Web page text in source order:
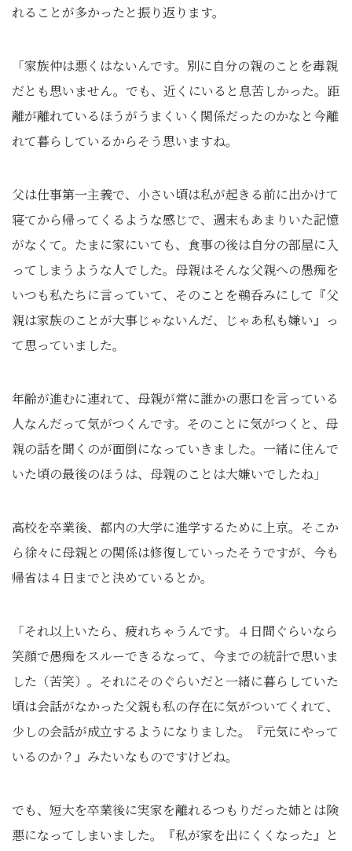
れることが多かったと振り返ります。
「家族仲は悪くはないんです。別に自分の親のことを毒親
だとも思いません。でも、近くにいると息苦しかった。距
離が離れているほうがうまくいく関係だったのかなと今離
れて暮らしているからそう思いますね。
父は仕事第一主義で、小さい頃は私が起きる前に出かけて
寝てから帰ってくるような感じで、週末もあまりいた記憶
がなくて。たまに家にいても、食事の後は自分の部屋に入
ってしまうような人でした。母親はそんな父親への愚痴を
いつも私たちに言っていて、そのことを鵜呑みにして『父
親は家族のことが大事じゃないんだ、じゃあ私も嫌い』っ
て思っていました。
年齢が進むに連れて、母親が常に誰かの悪口を言っている
人なんだって気がつくんです。そのことに気がつくと、母
親の話を聞くのが面倒になっていきました。一緒に住んで
いた頃の最後のほうは、母親のことは大嫌いでしたね」
高校を卒業後、都内の大学に進学するために上京。そこか
ら徐々に母親との関係は修復していったそうですが、今も
帰省は４日までと決めているとか。
「それ以上いたら、疲れちゃうんです。４日間ぐらいなら
笑顔で愚痴をスルーできるなって、今までの統計で思いま
した（苦笑）。それにそのぐらいだと一緒に暮らしていた
頃は会話がなかった父親も私の存在に気がついてくれて、
少しの会話が成立するようになりました。『元気にやって
いるのか？』みたいなものですけどね。
でも、短大を卒業後に実家を離れるつもりだった姉とは険
悪になってしまいました。『私が家を出にくくなった』と